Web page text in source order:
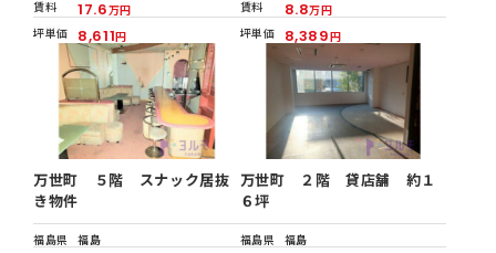
賃料
17.6万円
坪単価
8,611円
賃料
8.8万円
坪単価
8,389円
万世町 ５階 スナック居抜
き物件
福島県
福島
万世町 ２階 貸店舗 約１
６坪
福島県
福島